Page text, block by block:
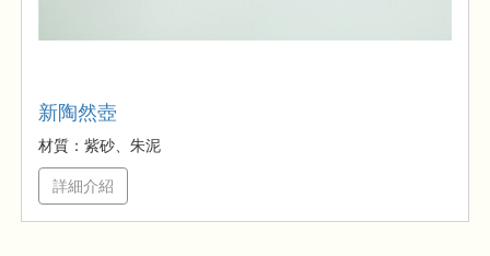
新陶然壺
材質：紫砂、朱泥
詳細介紹